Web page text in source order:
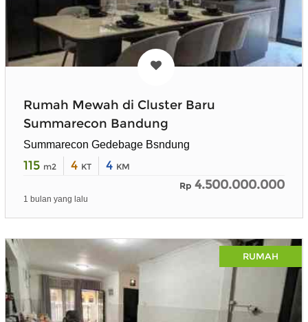
Rumah Mewah di Cluster Baru
Summarecon Bandung
Summarecon Gedebage Bsndung
115 m2 4 KT 4 KM
Rp 4.500.000.000
1 bulan yang lalu
RUMAH